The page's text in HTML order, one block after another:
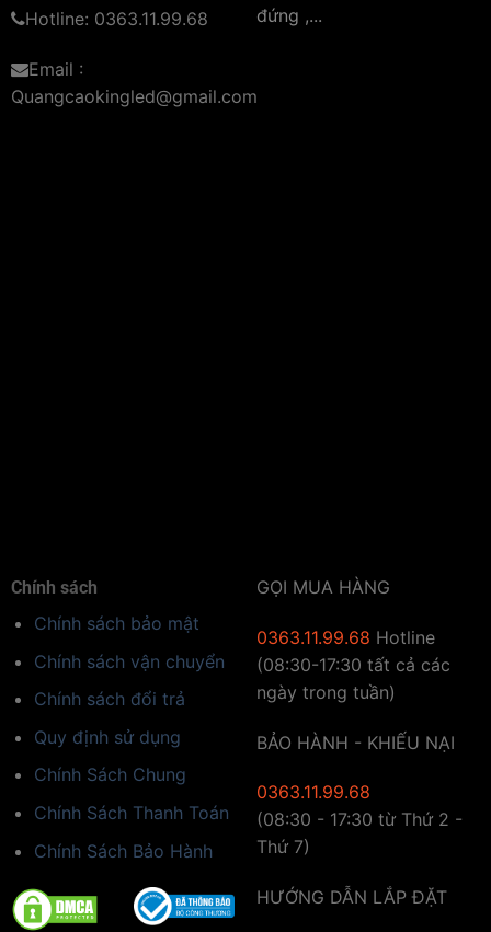
Hotline: 0363.11.99.68
Email :
Quangcaokingled@gmail.com
đứng ,...
Chính sách
Chính sách bảo mật
Chính sách vận chuyển
Chính sách đổi trả
Quy định sử dụng
Chính Sách Chung
Chính Sách Thanh Toán
Chính Sách Bảo Hành
GỌI MUA HÀNG
0363.11.99.68 Hotline
(08:30-17:30 tất cả các
ngày trong tuần)
BẢO HÀNH - KHIẾU NẠI
0363.11.99.68
(08:30 - 17:30 từ Thứ 2 -
Thứ 7)
HƯỚNG DẪN LẮP ĐẶT